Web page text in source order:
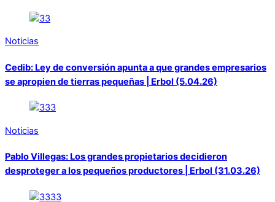
Noticias
Cedib: Ley de conversión apunta a que grandes empresarios
se apropien de tierras pequeñas | Erbol (5.04.26)
Noticias
Pablo Villegas: Los grandes propietarios decidieron
desproteger a los pequeños productores | Erbol (31.03.26)